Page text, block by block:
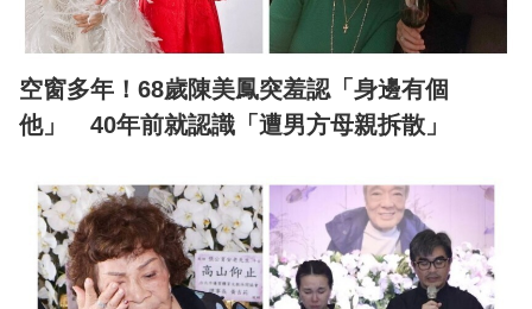
空窗多年！68歲陳美鳳突羞認「身邊有個
他」 40年前就認識「遭男方母親拆散」